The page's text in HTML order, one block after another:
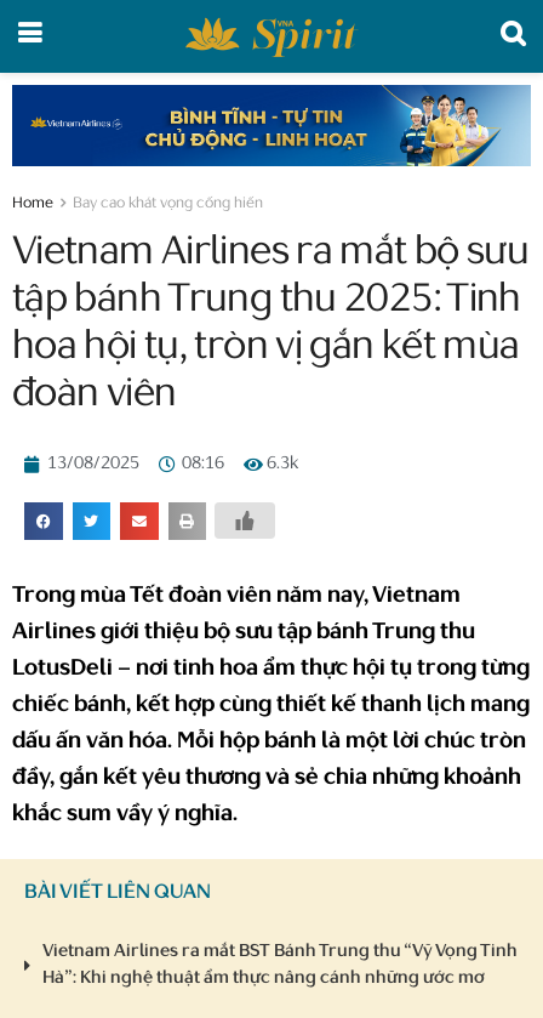
Home Bay cao khát vọng cống hiến
Vietnam Airlines ra mắt bộ sưu
tập bánh Trung thu 2025: Tinh
hoa hội tụ, tròn vị gắn kết mùa
đoàn viên
13/08/2025 08:16 6.3k
Trong mùa Tết đoàn viên năm nay, Vietnam
Airlines giới thiệu bộ sưu tập bánh Trung thu
LotusDeli – nơi tinh hoa ẩm thực hội tụ trong từng
chiếc bánh, kết hợp cùng thiết kế thanh lịch mang
dấu ấn văn hóa. Mỗi hộp bánh là một lời chúc tròn
đầy, gắn kết yêu thương và sẻ chia những khoảnh
khắc sum vầy ý nghĩa.
BÀI VIẾT LIÊN QUAN
Vietnam Airlines ra mắt BST Bánh Trung thu “Vỹ Vọng Tinh
Hà”: Khi nghệ thuật ẩm thực nâng cánh những ước mơ